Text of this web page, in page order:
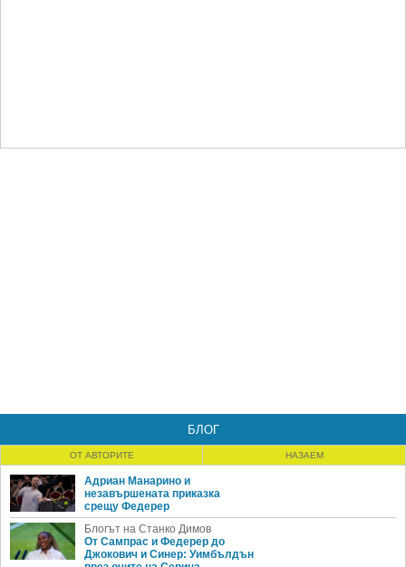
БЛОГ
ОТ АВТОРИТЕ НАЗАЕМ
Адриан Манарино и
незавършената приказка
срещу Федерер
Блогът на Станко Димов
От Сампрас и Федерер до
Джокович и Синер: Уимбълдън